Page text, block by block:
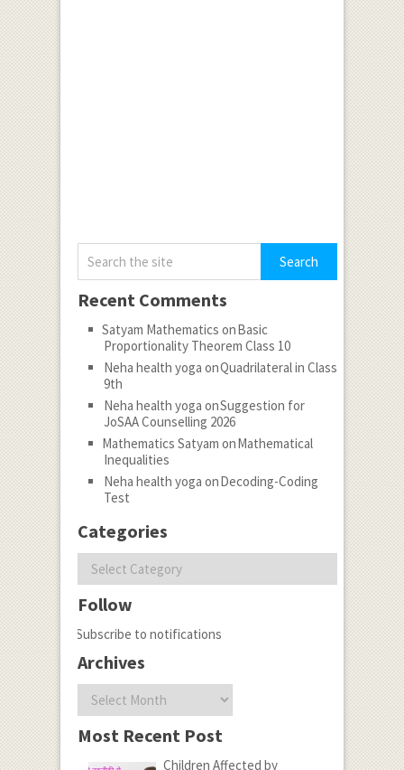
Recent Comments
Satyam Mathematics onBasic
Proportionality Theorem Class 10
Neha health yoga onQuadrilateral in Class
9th
Neha health yoga onSuggestion for
JoSAA Counselling 2026
Mathematics Satyam onMathematical
Inequalities
Neha health yoga onDecoding-Coding
Test
Categories
Categories
Follow
Subscribe to notifications
Archives
Archives
Most Recent Post
Children Affected by